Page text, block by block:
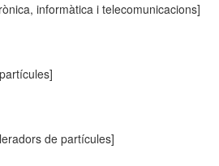
informàtica i telecomunicacions]
de partícules]